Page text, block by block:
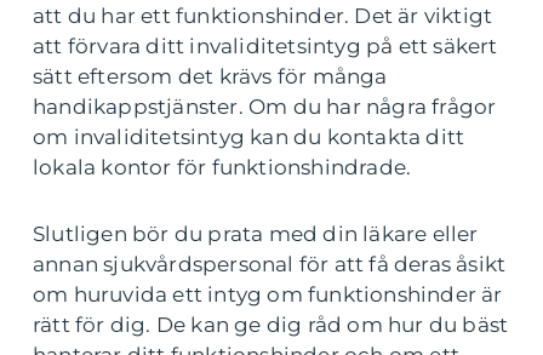
att du har ett funktionshinder. Det är viktigt
att förvara ditt invaliditetsintyg på ett säkert
sätt eftersom det krävs för många
handikappstjänster. Om du har några frågor
om invaliditetsintyg kan du kontakta ditt
lokala kontor för funktionshindrade.
Slutligen bör du prata med din läkare eller
annan sjukvårdspersonal för att få deras åsikt
om huruvida ett intyg om funktionshinder är
rätt för dig. De kan ge dig råd om hur du bäst